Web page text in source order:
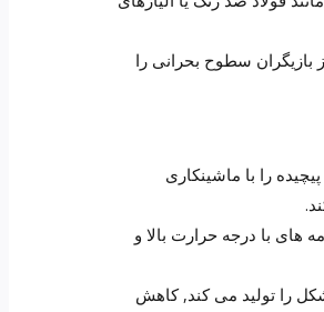
بازیگران سطوح بحرانی را
را با ماشینکاری
های با درجه حرارت بالا و
را تولید می کند, کاهش